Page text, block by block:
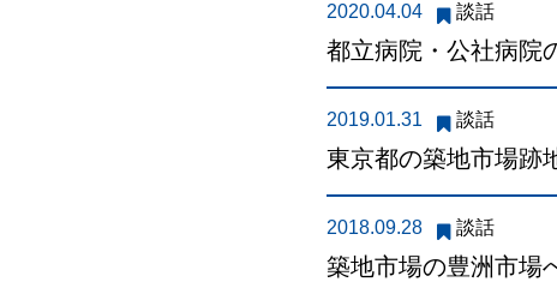
2020.04.04 談話
都立病院・公社病院
2019.01.31 談話
東京都の築地市場跡
2018.09.28 談話
築地市場の豊洲市場